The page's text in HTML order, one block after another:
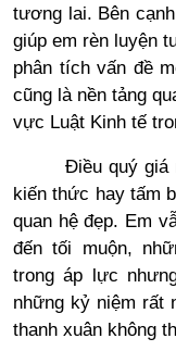
tương lai. Bên
giúp em rèn luyện
phân tích vấn đề
cũng là nền tảng
vực Luật Kinh tế
Điều quý giá
kiến thức hay tấm
quan hệ đẹp. Em
đến tối muộn,
trong áp lực
những kỷ niệm rất
thanh xuân không